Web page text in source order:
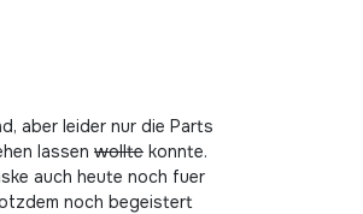
aber leider nur die Parts
lassen wollte konnte.
auch heute noch fuer
noch begeistert